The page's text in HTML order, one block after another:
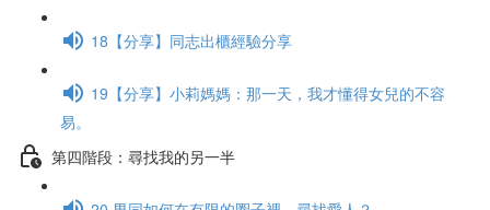
18【分享】同志出櫃經驗分享
19【分享】小莉媽媽：那一天，我才懂得女兒的不容
易。
第四階段：尋找我的另一半